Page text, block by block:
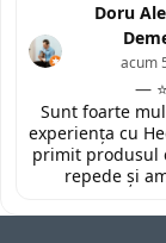
exact conform
ambalată
la un preț
toată
Doru
—
acum
Sunt foarte
experiența cu
primit produsul
repede și
fost foarte bun